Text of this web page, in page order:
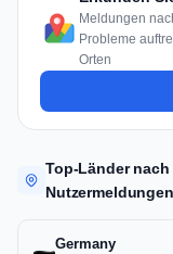
Meldungen
Probleme
Orten
Top-Länder nach
Nutzermeldungen
Germany